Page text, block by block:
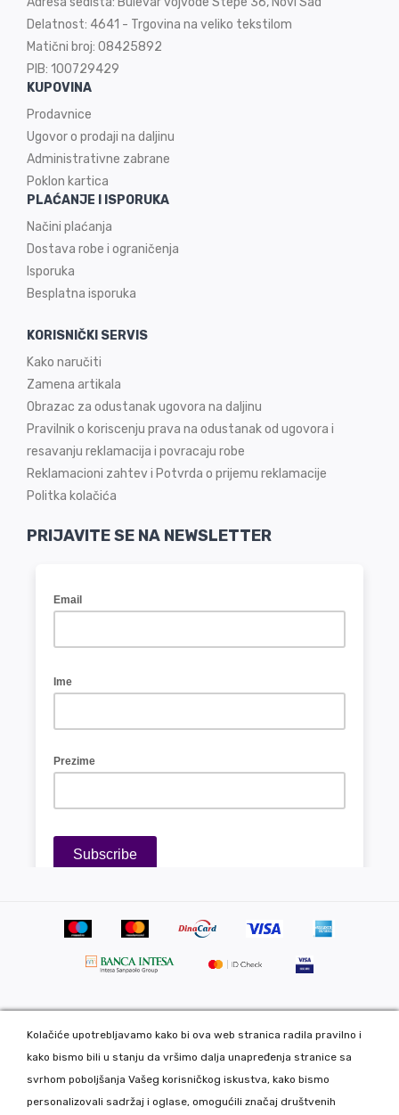
Kolačiće upotrebljavamo kako bi ova web stranica radila pravilno i
kako bismo bili u stanju da vršimo dalja unapređenja stranice sa
svrhom poboljšanja Vašeg korisničkog iskustva, kako bismo
personalizovali sadržaj i oglase, omogućili značaj društvenih
Delatnost: 4641 - Trgovina na veliko tekstilom
Matični broj: 08425892
PIB: 100729429
KUPOVINA
Prodavnice
Ugovor o prodaji na daljinu
Administrativne zabrane
Poklon kartica
PLAĆANJE I ISPORUKA
Načini plaćanja
Dostava robe i ograničenja
Isporuka
Besplatna isporuka
KORISNIČKI SERVIS
Kako naručiti
Zamena artikala
Obrazac za odustanak ugovora na daljinu
Pravilnik o koriscenju prava na odustanak od ugovora i
resavanju reklamacija i povracaju robe
Reklamacioni zahtev i Potvrda o prijemu reklamacije
Politka kolačića
PRIJAVITE SE NA NEWSLETTER
Copyright 2020 DekorDom Group DOO. All Rights Reserved. Web
development: CMS by Global Webmasters -
Izrada internet prodavnice iSEOby www.wbsdigital.com